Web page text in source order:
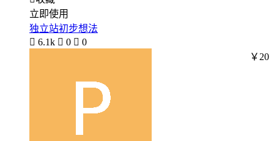
立即使用
独立站初步想法
 6.1k  0  0
￥20